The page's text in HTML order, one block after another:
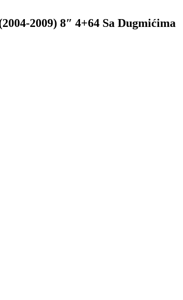
2009) 8″ 4+64 Sa Dugmićima